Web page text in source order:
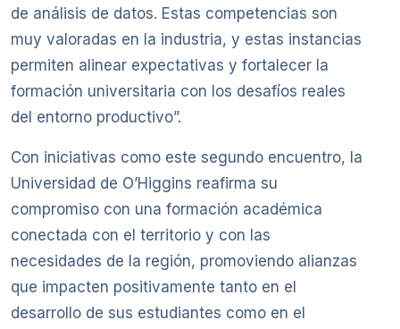
de análisis de datos. Estas competencias son
muy valoradas en la industria, y estas instancias
permiten alinear expectativas y fortalecer la
formación universitaria con los desafíos reales
del entorno productivo”.
Con iniciativas como este segundo encuentro, la
Universidad de O’Higgins reafirma su
compromiso con una formación académica
conectada con el territorio y con las
necesidades de la región, promoviendo alianzas
que impacten positivamente tanto en el
desarrollo de sus estudiantes como en el